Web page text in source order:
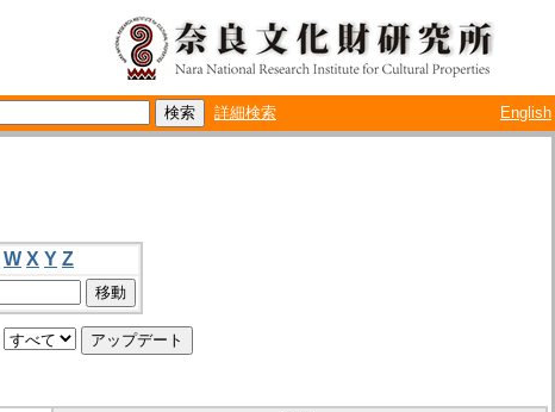
詳細検索 English
W X Y Z